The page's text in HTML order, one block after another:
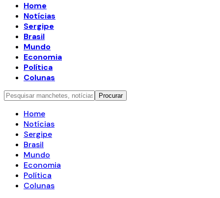
Home
Notícias
Sergipe
Brasil
Mundo
Economia
Política
Colunas
Home
Notícias
Sergipe
Brasil
Mundo
Economia
Política
Colunas